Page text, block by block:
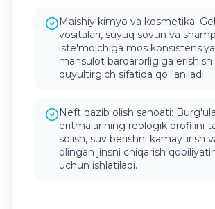
Maishiy kimyo va kosmetika:
vositalari, suyuq sovun va
iste'molchiga mos
mahsulot barqarorligiga
quyultirgich sifatida qo'llaniladi.
Neft qazib olish sanoati:
eritmalarining reologik profilini
solish, suv berishni kamaytirish
olingan jinsni chiqarish
uchun ishlatiladi.